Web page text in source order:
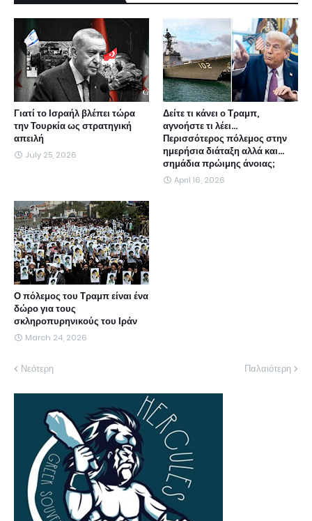
Γιατί το Ισραήλ βλέπει τώρα
την Τουρκία ως στρατηγική
απειλή
July 25, 2026
Δείτε τι κάνει ο Τραμπ,
αγνοήστε τι λέει...
Περισσότερος πόλεμος στην
ημερήσια διάταξη αλλά και...
σημάδια πρώιμης άνοιας;
April 16, 2026
Ο πόλεμος του Τραμπ είναι ένα
δώρο για τους
σκληροπυρηνικούς του Ιράν
March 24, 2026
Νεότερη Παλαιότερη